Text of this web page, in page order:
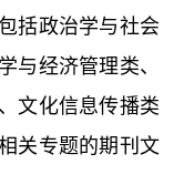
括政治学与社会
与经济管理类、
文化信息传播类
关专题的期刊文